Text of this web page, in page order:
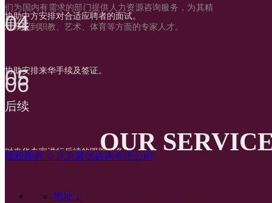
们为国内有需求的部门提供人力资源咨询服务，为其精
准匹配到职教、艺术、体育等方面的专家人才。
协助中方安排对合适应聘者的面试。
04
手续
协助安排来华手续及签证。
05
06
后续
对来华专家进行后续的跟踪服务。
OUR
版权所有 © 北京富优咨询有限公司
地址：